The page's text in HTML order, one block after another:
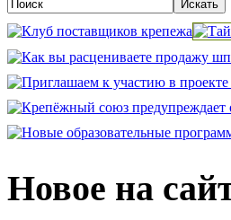
Новое на